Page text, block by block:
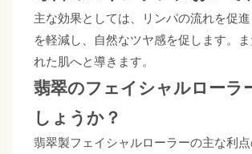
主な効果としては、リンパの流れを促
を軽減し、自然なツヤ感を促します。
れた肌へと導きます。
翡翠のフェイシャルローラ
しょうか？
翡翠製フェイシャルローラーの主な利